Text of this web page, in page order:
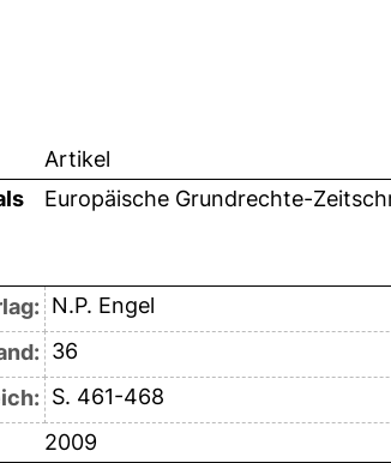
Artikel
Europäische Grundrechte-
N.P. Engel
36
S. 461-468
2009